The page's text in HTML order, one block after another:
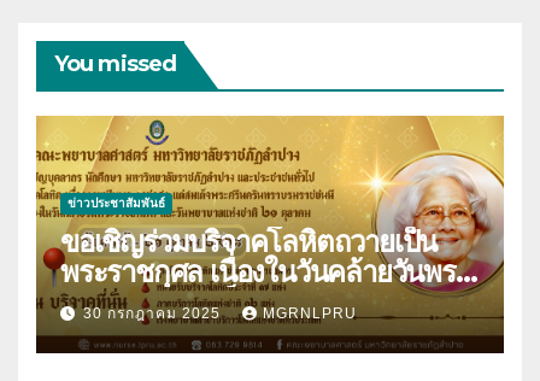
You missed
ข่าวประชาสัมพันธ์
ขอเชิญร่วมบริจาคโลหิตถวายเป็น
พระราชกุศล เนื่องในวันคล้ายวันพระ
ราชสมภพสมเด็จพระศรีนครินทราบ
รมราชชนนี และวันพยาบาลแห่งชาติ
21 ตุลาคม 2568
30 กรกฎาคม 2025 MGRNLPRU